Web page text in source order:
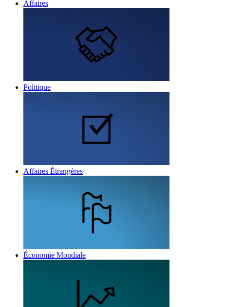
Affaires
Politique
Affaires Étrangères
Économie Mondiale